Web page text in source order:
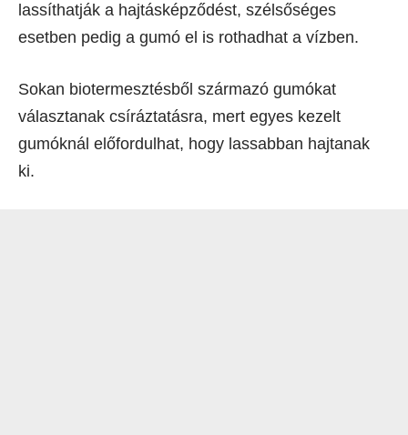
lassíthatják a hajtásképződést, szélsőséges
esetben pedig a gumó el is rothadhat a vízben.
Sokan biotermesztésből származó gumókat
választanak csíráztatásra, mert egyes kezelt
gumóknál előfordulhat, hogy lassabban hajtanak
ki.